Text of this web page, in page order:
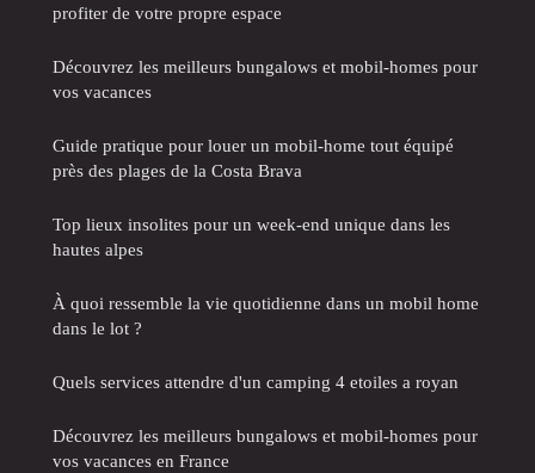
profiter de votre propre espace
Découvrez les meilleurs bungalows et mobil-homes pour
vos vacances
Guide pratique pour louer un mobil-home tout équipé
près des plages de la Costa Brava
Top lieux insolites pour un week-end unique dans les
hautes alpes
À quoi ressemble la vie quotidienne dans un mobil home
dans le lot ?
Quels services attendre d'un camping 4 etoiles a royan
Découvrez les meilleurs bungalows et mobil-homes pour
vos vacances en France